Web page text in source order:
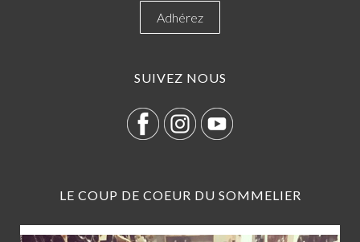
Adhérez
SUIVEZ NOUS
LE COUP DE COEUR DU SOMMELIER